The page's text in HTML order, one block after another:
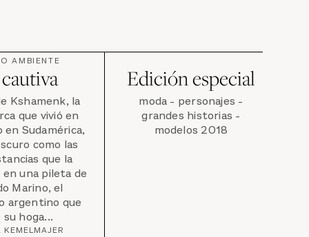
AMBIENTE
Kshamenk, la
que vivió en
en Sudamérica,
como las
que la
una pileta de
Marino, el
argentino que
su hoga...
KEMELMAJER
Edición especial
moda - personajes -
grandes historias -
modelos 2018